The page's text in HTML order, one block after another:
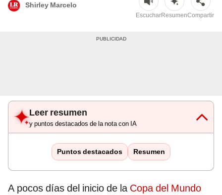
Shirley Marcelo
EscucharResumenCompartir
Leer resumen
y puntos destacados de la nota con IA
Puntos destacados Resumen
A pocos días del inicio de la Copa del Mundo